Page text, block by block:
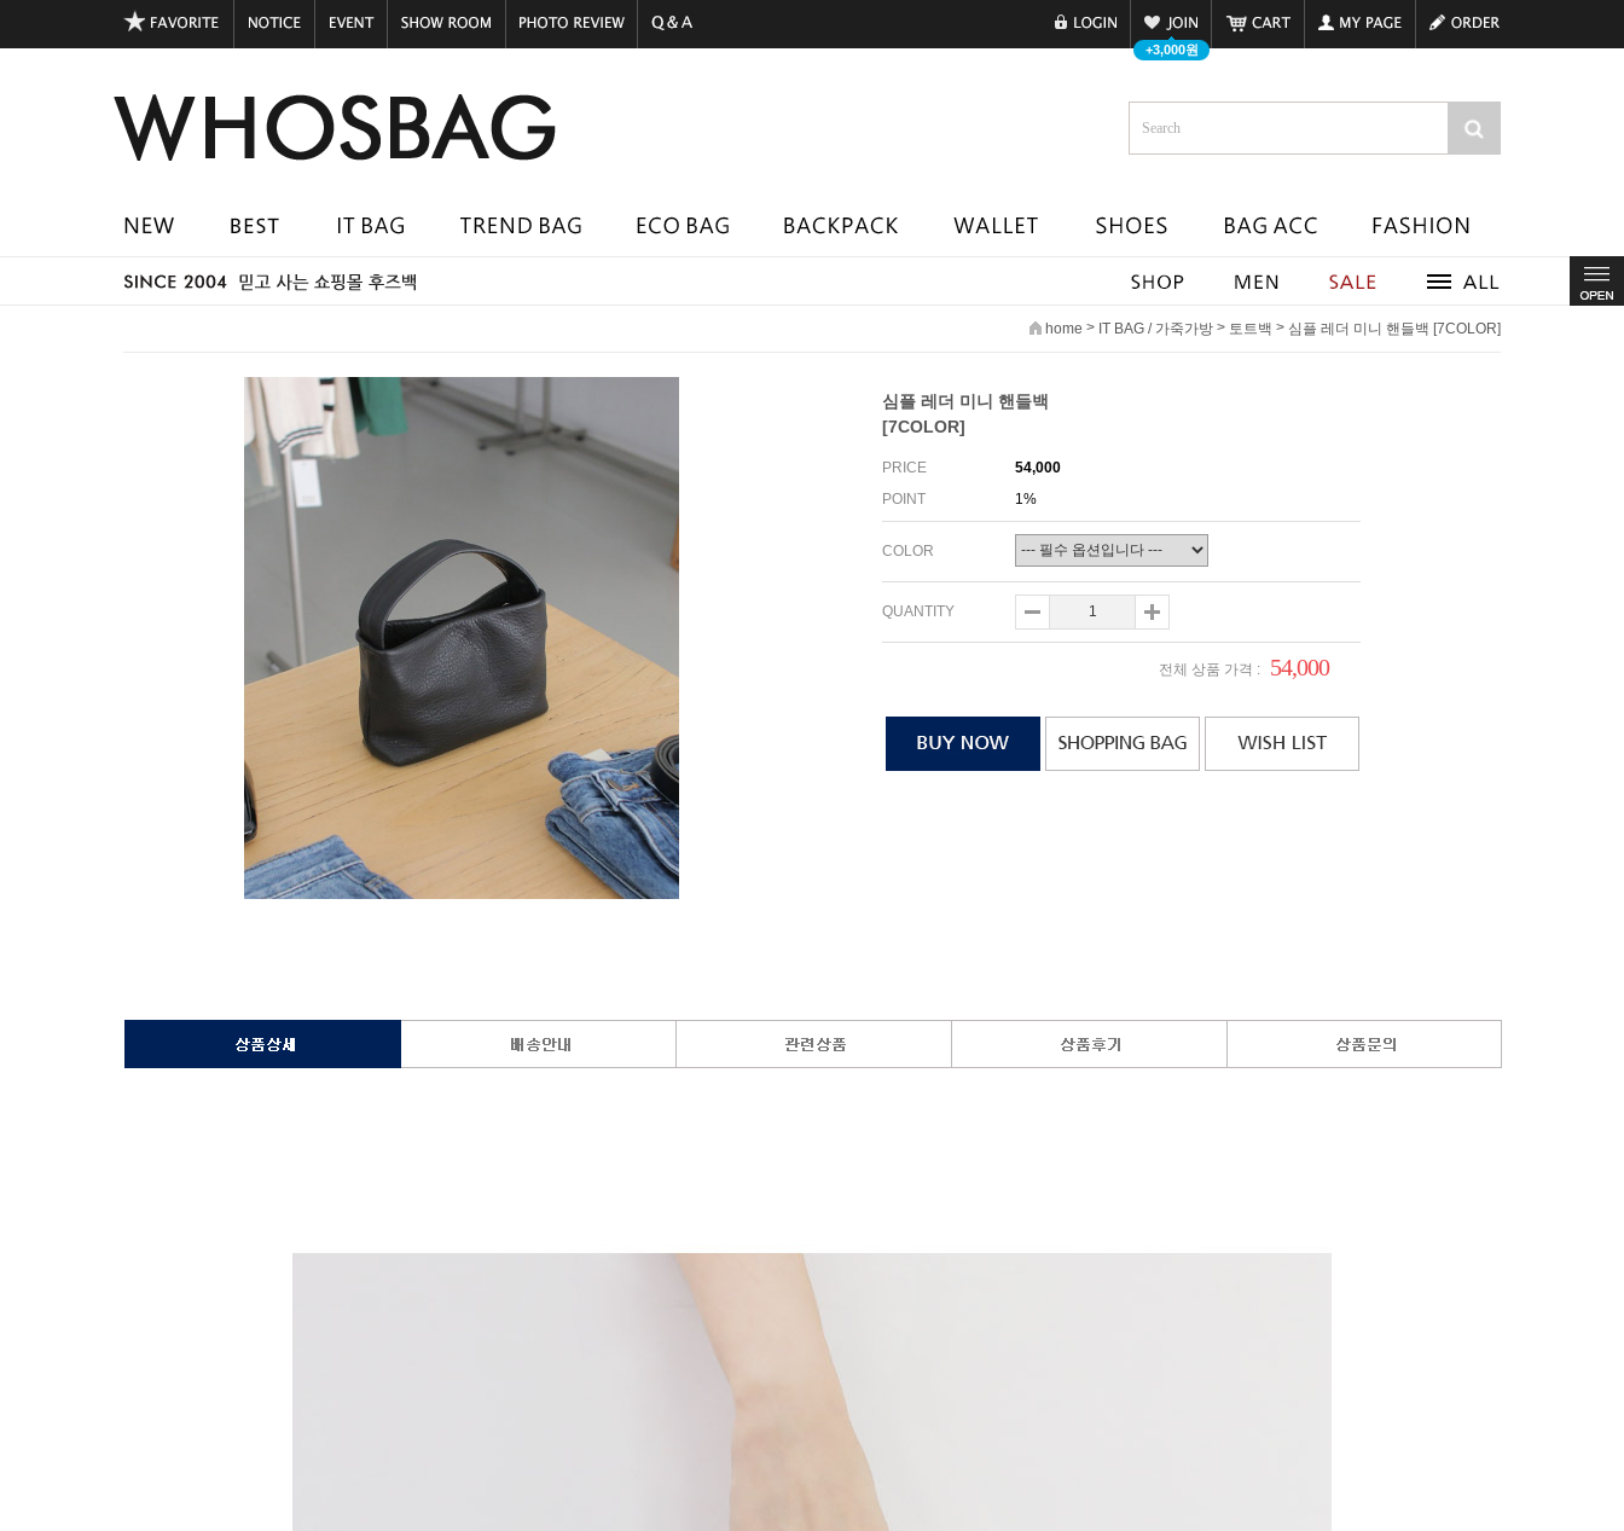
+3,000원
home > IT BAG / 가죽가방 > 토트백 > 심플 레더 미니 핸들백 [7COLOR]
심플 레더 미니 핸들백
[7COLOR]
PRICE
54,000
POINT
1%
COLOR
QUANTITY
전체 상품 가격 : 54,000